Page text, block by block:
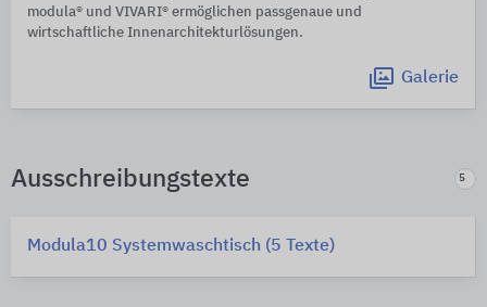
modula® und VIVARI® ermöglichen passgenaue und
wirtschaftliche Innenarchitekturlösungen.
Galerie
Ausschreibungstexte 5
Modula10 Systemwaschtisch (5 Texte)